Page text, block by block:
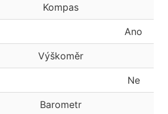
Kompas
Ano
Výškoměr
Ne
Barometr